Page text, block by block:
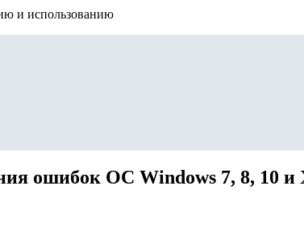
и использованию
ошибок ОС Windows 7, 8, 10 и